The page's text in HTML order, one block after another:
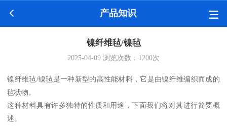
产品知识
镍纤维毡/镍毡
2025-04-09 浏览次数： 1200次
镍纤维毡/镍毡是一种新型的高性能材料，它是由镍纤维编织而成的
毡状物。
这种材料具有许多独特的性质和用途，下面我们将对其进行简要概
述。